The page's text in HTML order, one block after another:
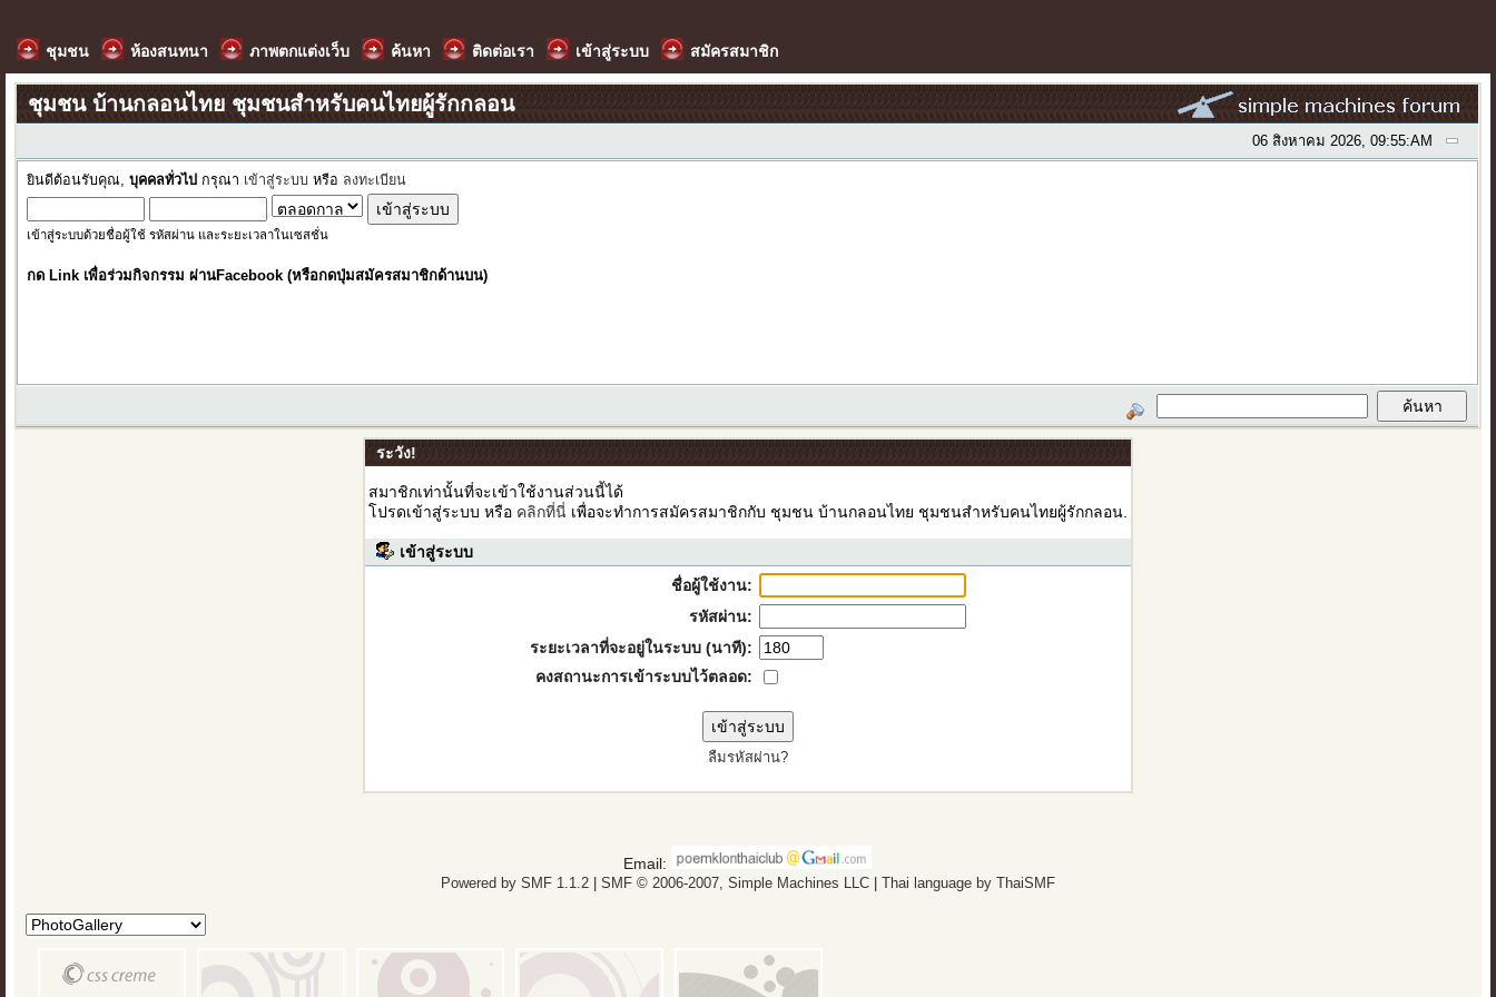
ชุมชน ห้องสนทนา ภาพตกแต่งเว็บ ค้นหา ติดต่อเรา เข้าสู่ระบบ สมัครสมาชิก
ชุมชน บ้านกลอนไทย ชุมชนสำหรับคนไทยผู้รักกลอน
06 สิงหาคม 2026, 09:55:AM
ยินดีต้อนรับคุณ,บุคคลทั่วไป กรุณา เข้าสู่ระบบ หรือ ลงทะเบียน
เข้าสู่ระบบด้วยชื่อผู้ใช้ รหัสผ่าน และระยะเวลาในเซสชั่น
กด Link เพื่อร่วมกิจกรรม ผ่านFacebook (หรือกดปุ่มสมัครสมาชิกด้านบน)
ระวัง!
สมาชิกเท่านั้นที่จะเข้าใช้งานส่วนนี้ได้
โปรดเข้าสู่ระบบ หรือ คลิกที่นี่เพื่อจะทำการสมัครสมาชิกกับ ชุมชน บ้านกลอนไทย ชุมชนสำหรับคนไทยผู้รักกลอน.
เข้าสู่ระบบ
ชื่อผู้ใช้งาน:
รหัสผ่าน:
ระยะเวลาที่จะอยู่ในระบบ (นาที):
คงสถานะการเข้าระบบไว้ตลอด:
ลืมรหัสผ่าน?
Email:
Powered by SMF 1.1.2| SMF © 2006-2007, Simple Machines LLC| Thai language by ThaiSMF